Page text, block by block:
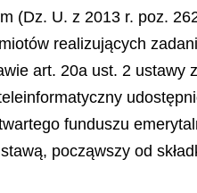
(Dz. U. z 2013 r. poz.
realizujących
art. 20a ust. 2 ustawy
funduszu
począwszy od